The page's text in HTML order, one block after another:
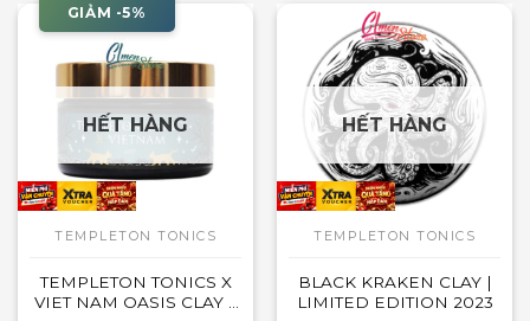
GIẢM -5%
HẾT HÀNG
TEMPLETON TONICS
TEMPLETON TONICS X
VIET NAM OASIS CLAY –
HẾT HÀNG
TEMPLETON TONICS
BLACK KRAKEN CLAY |
LIMITED EDITION 2023